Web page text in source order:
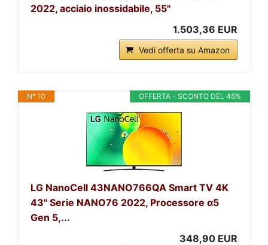
2022, acciaio inossidabile, 55"
1.503,36 EUR
Vedi offerta su Amazon
OFFERTA - SCONTO DEL 46%
N° 10
LG NanoCell 43NANO766QA Smart TV 4K
43" Serie NANO76 2022, Processore α5
Gen 5,...
348,90 EUR